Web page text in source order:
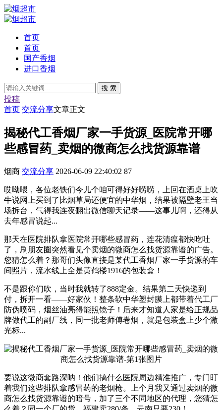
首页
首页
国产香烟
进口香烟
搜 索
投稿
首页 交流分享文章正文
揭秘代工香烟厂家一手货源_医院常开哪
些感冒药_卖烟的微商怎么找货源靠谱
烟商 交流分享 2026-06-09 22:40:02 87
哎呦喂，各位老铁们今儿个咱可得好好唠唠，上回在酒桌上吹
牛说网上买到了比烟草局还便宜的中华烟，结果被隔壁老王当
场拆台，气得我连夜翻出微信聊天记录——这事儿啊，还得从
去年感冒说起...
那天在医院排队拿医院常开哪些感冒药，连花清瘟都快吃吐
了，刷朋友圈突然看见个卖烟的微商怎么找货源靠谱的广告。
您猜怎么着？那哥们头像直接是某代工香烟厂家一手货源的车
间照片，流水线上全是黄鹤楼1916的包装盒！
不是跟你们吹，当时我就转了888定金。结果第二天快递到
付，拆开一看——好家伙！整条软中华塑封膜上都带着代工厂
防伪喷码，烟丝油亮得能照镜子！后来才知道人家是给正规品
牌做代工的副厂线，同一批老师傅卷烟，就是包装盒上少个激
光标...
要说这微商套路深呐！他们搞什么医院周边精准推广，专门盯
着我们这些排队拿感冒药的老烟枪。上个月我又通过卖烟的微
商怎么找货源靠谱的暗号，加了三个不同地区的代理，您猜怎